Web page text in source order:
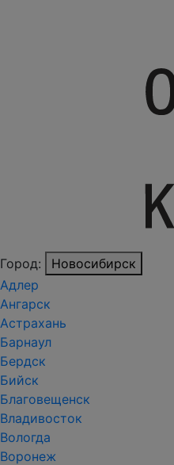
Город:
Новосибирск
Адлер
Ангарск
Астрахань
Барнаул
Бердск
Бийск
Благовещенск
Владивосток
Вологда
Воронеж